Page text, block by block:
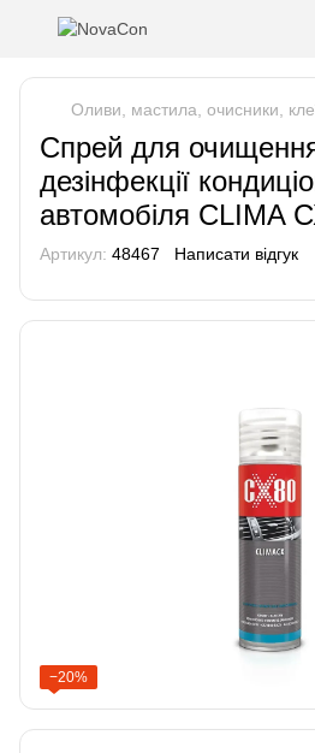
Оливи, мастила, очисники,
Спрей для
дезінфекції
автомобіля CLIMA
Артикул: 48467 Написати відгук
−20%